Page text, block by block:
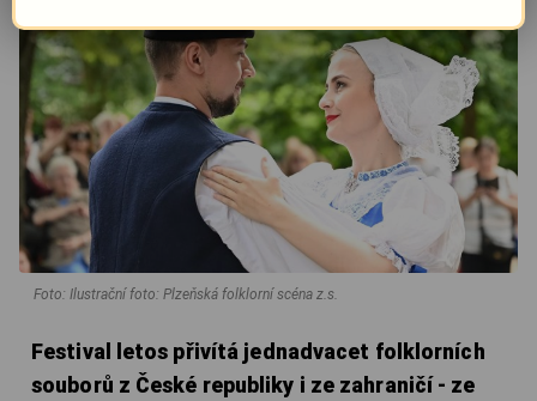
Foto: Ilustrační foto: Plzeňská folklorní scéna z.s.
Festival letos přivítá jednadvacet folklorních
souborů z České republiky i ze zahraničí - ze